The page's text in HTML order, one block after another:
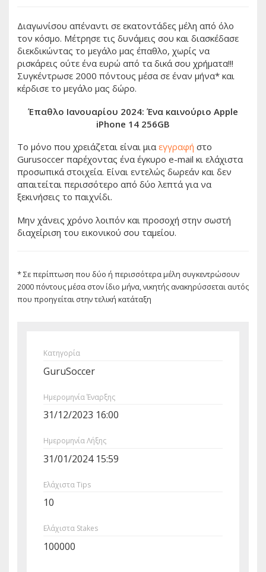
Διαγωνίσου απέναντι σε εκατοντάδες μέλη από όλο
τον κόσμο. Μέτρησε τις δυνάμεις σου και διασκέδασε
διεκδικώντας το μεγάλο μας έπαθλο, χωρίς να
ρισκάρεις ούτε ένα ευρώ από τα δικά σου χρήματα!!!
Συγκέντρωσε 2000 πόντους μέσα σε έναν μήνα* και
κέρδισε το μεγάλο μας δώρο.
Έπαθλο Ιανουαρίου 2024: Ένα καινούριο Apple
iPhone 14 256GB
Το μόνο που χρειάζεται είναι μια εγγραφή στο
Gurusoccer παρέχοντας ένα έγκυρο e-mail κι ελάχιστα
προσωπικά στοιχεία. Eίναι εντελώς δωρεάν και δεν
απαιτείται περισσότερο από δύο λεπτά για να
ξεκινήσεις το παιχνίδι.
Mην χάνεις χρόνο λοιπόν και προσοχή στην σωστή
διαχείριση του εικονικού σου ταμείου.
* Σε περίπτωση που δύο ή περισσότερα μέλη συγκεντρώσουν
2000 πόντους μέσα στον ίδιο μήνα, νικητής ανακηρύσσεται αυτός
που προηγείται στην τελική κατάταξη
Κατηγορία
GuruSoccer
Ημερομηνία Έναρξης
31/12/2023 16:00
Ημερομηνία Λήξης
31/01/2024 15:59
Ελάχιστα Tips
10
Ελάχιστα Stakes
100000